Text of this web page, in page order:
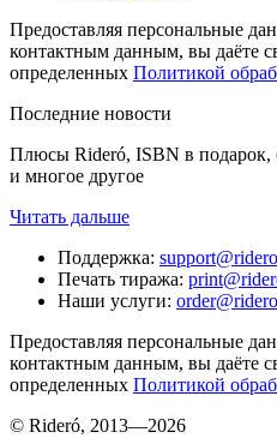
Предоставляя персональные
контактным данным, вы даёте
определенных Политикой
Последние новости
Плюсы Rideró, ISBN в подарок,
и многое другое
Читать дальше
Поддержка:
Печать тиража:
Наши услуги:
Предоставляя персональные
контактным данным, вы даёте
определенных Политикой
© Rideró, 2013—2026